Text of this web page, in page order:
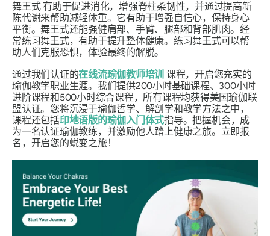
舞王式有助于促进消化，增强脊柱柔韧性，并通过提高新
陈代谢来帮助减轻体重。它有助于增强自信心，保持身心
平衡。舞王式还能强健肩部、手臂、腿部和背部肌肉。经
常练习舞王式，有助于提升整体健康。练习舞王式可以帮
助人们克服恐惧，体验最终的解脱。
通过我们认证的在线流瑜伽教师培训 课程，开启您充实的
瑜伽教学职业生涯。我们提供200小时基础课程、300小时
进阶课程和500小时综合课程，所有课程均获得美国瑜伽联
盟认证。您将沉浸于瑜伽哲学、解剖学和教学方法之中，
课程还包括印地语版的瑜伽入门体式指导。把握机会，成
为一名认证瑜伽教练，并激励他人踏上健康之旅。立即报
名，开启您的蜕变之旅！